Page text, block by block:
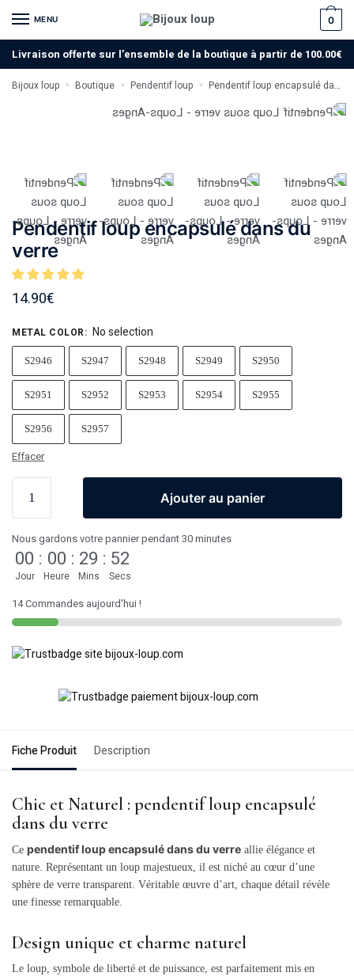
MENU 0
Livraison offerte sur l’ensemble de la boutique à partir de 100.00€
Bijoux loup » Boutique » Pendentif loup » Pendentif loup encapsulé dans du verre
Pendentif loup encapsulé dans du
verre
14.90€
METAL COLOR: No selection
S2946 S2947 S2948 S2949 S2950
S2951 S2952 S2953 S2954 S2955
S2956 S2957
Effacer
Ajouter au panier
Nous gardons votre pannier pendant 30 minutes
00
Jour
: 00
Heure
: 29
Mins
: 52
Secs
14 Commandes aujourd'hui !
Fiche Produit Description
Chic et Naturel : pendentif loup encapsulé
dans du verre
Ce pendentif loup encapsulé dans du verre allie élégance et
nature. Représentant un loup majestueux, il est niché au cœur d’une
sphère de verre transparent. Véritable œuvre d’art, chaque détail révèle
une finesse remarquable.
Design unique et charme naturel
Le loup, symbole de liberté et de puissance, est parfaitement mis en